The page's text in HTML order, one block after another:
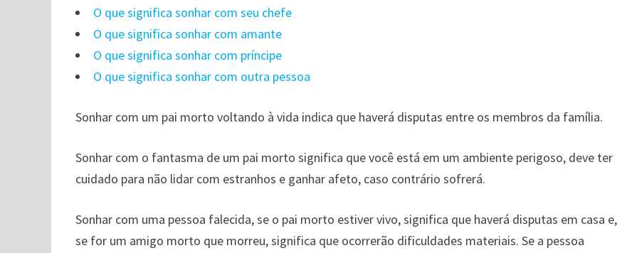
O que significa sonhar com seu chefe
O que significa sonhar com amante
O que significa sonhar com príncipe
O que significa sonhar com outra pessoa
Sonhar com um pai morto voltando à vida indica que haverá disputas entre os membros da família.
Sonhar com o fantasma de um pai morto significa que você está em um ambiente perigoso, deve ter
cuidado para não lidar com estranhos e ganhar afeto, caso contrário sofrerá.
Sonhar com uma pessoa falecida, se o pai morto estiver vivo, significa que haverá disputas em casa e,
se for um amigo morto que morreu, significa que ocorrerão dificuldades materiais. Se a pessoa